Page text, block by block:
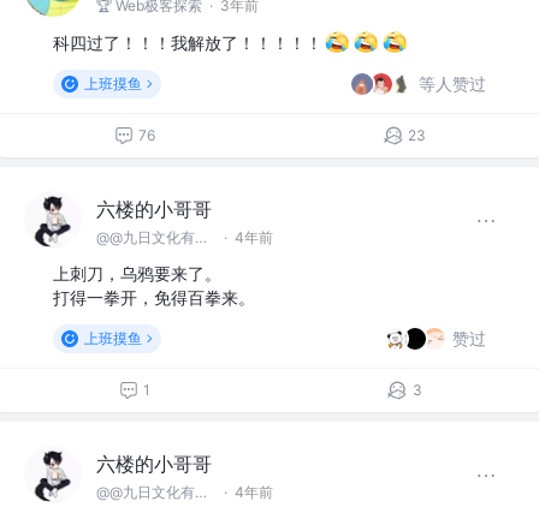
🏆 Web极客探索 · 3年前
科四过了！！！我解放了！！！！！
上班摸鱼 等人赞过
76 23
六楼的小哥哥
@@九日文化有限 公司 · 4年前
上刺刀，乌鸦要来了。
打得一拳开，免得百拳来。
上班摸鱼 赞过
1 3
六楼的小哥哥
@@九日文化有限 公司 · 4年前